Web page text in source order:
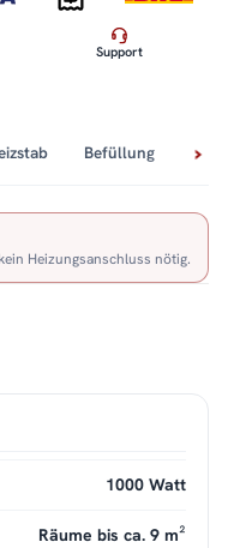
Support
Befüllung
Heizungsanschluss nötig.
1000 Watt
Räume bis ca. 9 m²